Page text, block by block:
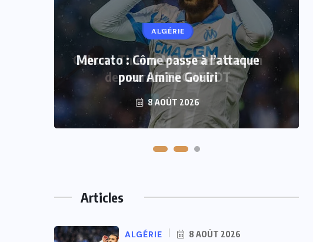
GABON
Gabon : Thierry Mouyouma met en
demeure la FEGAFOOT
7 AOÛT 2026
Articles
ALGÉRIE 8 AOÛT 2026